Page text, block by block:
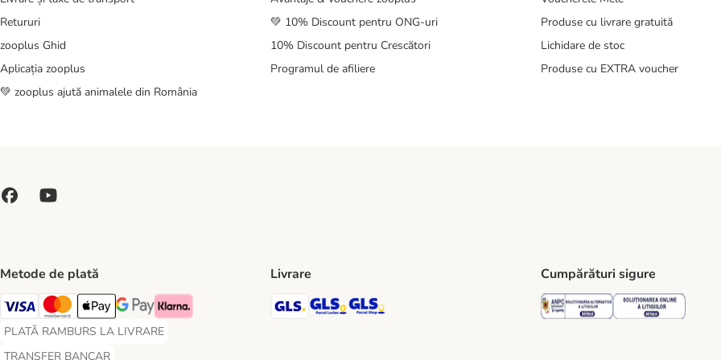
Retururi
zooplus Ghid
Aplicația zooplus
💚 zooplus ajută animalele din România
💚 10% Discount pentru ONG-uri
10% Discount pentru Crescători
Programul de afiliere
Produse cu livrare gratuită
Lichidare de stoc
Produse cu EXTRA voucher
Metode de plată
Visa Payment Method
Master Card Payment Method
Apple Pay Payment Method
Google Pay Payment Method
Klarna Payment Method
PLATĂ RAMBURS LA LIVRARE
PLATĂ RAMBURS LA LIVRARE Payment Method
TRANSFER BANCAR
Livrare
GLS Shipping Method
GLS Locker Shipping Method
GLS Parcel Shop Shipping Method
Cumpărături sigure
Security